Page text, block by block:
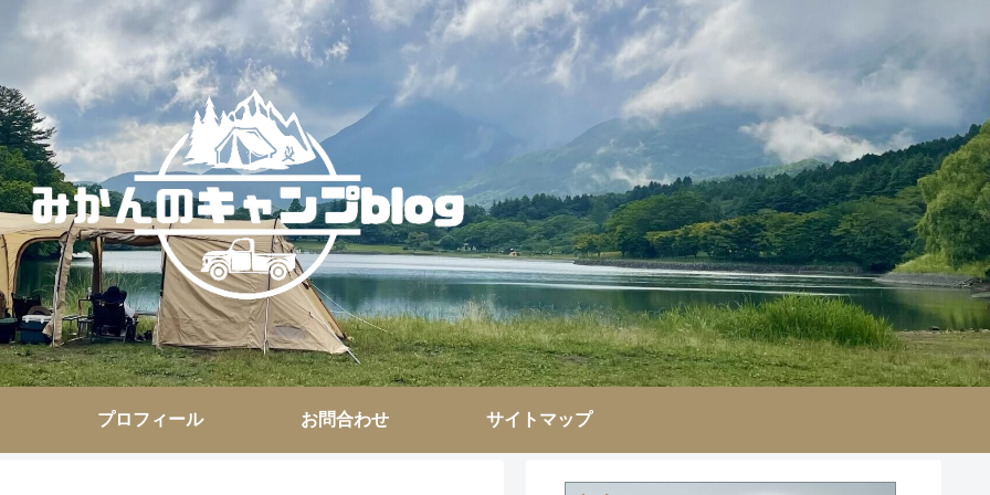
プロフィール お問合わせ サイトマップ